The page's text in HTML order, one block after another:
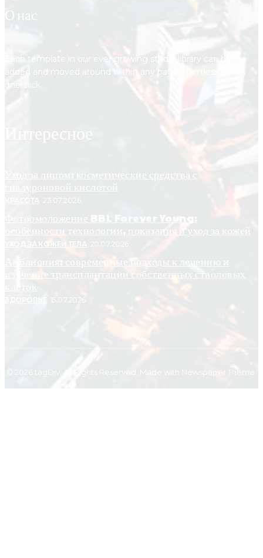
О нас
Each template in our ever growing studio library can be
added and moved around within any page effortlessly with
Интересное
Уход за лицом: косметические средства с
гиалуроновой кислотой
КРАСОТА
Фотоомоложение BBL Forever Young:
особенности технологии, показания и уход за кожей
УХОД ЗА КОЖЕЙ ТЕЛА
Амблиопия: современные подходы к лечению и
изучение трансплантации собственных стволовых
клеток
ЗДОРОВЬЕ
© 2026 tagDiv. All Rights Reserved. Made with Newspaper Theme.